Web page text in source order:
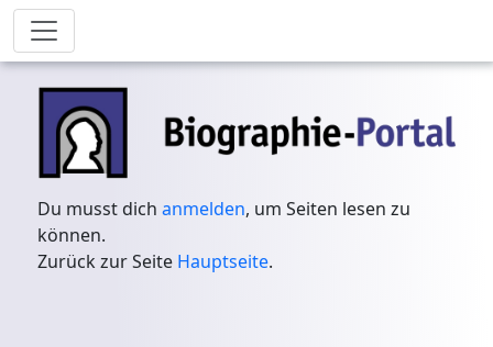
Du musst dichanmelden, um Seiten lesen zu
können.
Zurück zur Seite Hauptseite.